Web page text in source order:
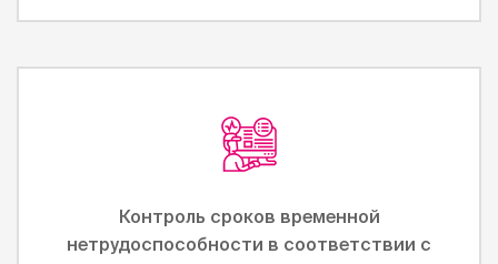
Контроль сроков временной
нетрудоспособности в соответствии с